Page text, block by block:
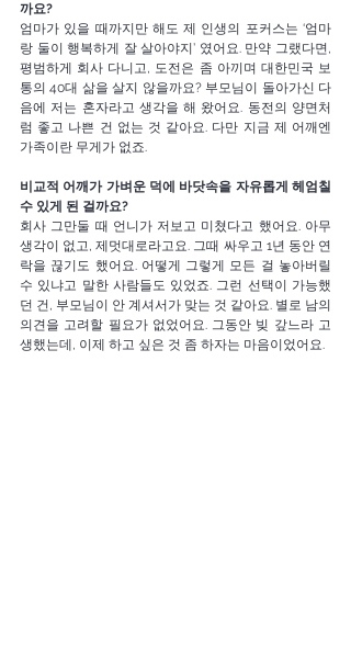
까요?
엄마가 있을 때까지만 해도 제 인생의 포커스는 ‘엄마
랑 둘이 행복하게 잘 살아야지’ 였어요. 만약 그랬다면,
평범하게 회사 다니고, 도전은 좀 아끼며 대한민국 보
통의 40대 삶을 살지 않을까요? 부모님이 돌아가신 다
음에 저는 혼자라고 생각을 해 왔어요. 동전의 양면처
럼 좋고 나쁜 건 없는 것 같아요. 다만 지금 제 어깨엔
가족이란 무게가 없죠.
비교적 어깨가 가벼운 덕에 바닷속을 자유롭게 헤엄칠
수 있게 된 걸까요?
회사 그만둘 때 언니가 저보고 미쳤다고 했어요. 아무
생각이 없고, 제멋대로라고요. 그때 싸우고 1년 동안 연
락을 끊기도 했어요. 어떻게 그렇게 모든 걸 놓아버릴
수 있냐고 말한 사람들도 있었죠. 그런 선택이 가능했
던 건, 부모님이 안 계셔서가 맞는 것 같아요. 별로 남의
의견을 고려할 필요가 없었어요. 그동안 빚 갚느라 고
생했는데, 이제 하고 싶은 것 좀 하자는 마음이었어요.